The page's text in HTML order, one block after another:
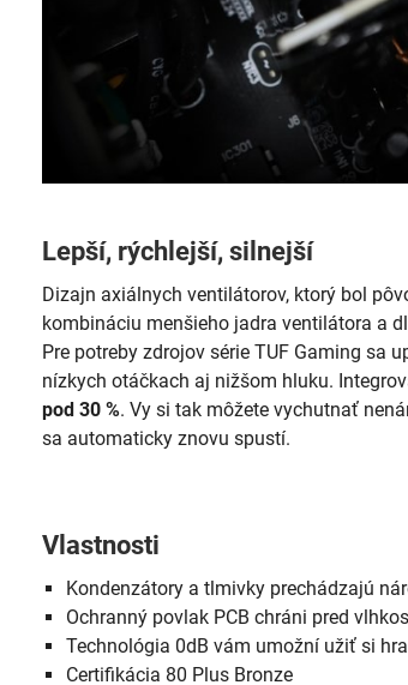
Lepší, rýchlejší, silnejší
Dizajn axiálnych ventilátorov, ktorý bol
kombináciu menšieho jadra ventilátora a
Pre potreby zdrojov série TUF Gaming sa
nízkych otáčkach aj nižšom hluku.
pod 30 %. Vy si tak môžete vychutnať
sa automaticky znovu spustí.
Vlastnosti
Kondenzátory a tlmivky prechádzajú
Ochranný povlak PCB chráni pred
Technológia 0dB vám umožní užiť si
Certifikácia 80 Plus Bronze